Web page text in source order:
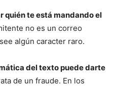
quién te está mandando el
no es un correo
algún caracter raro.
del texto puede darte
de un fraude. En los